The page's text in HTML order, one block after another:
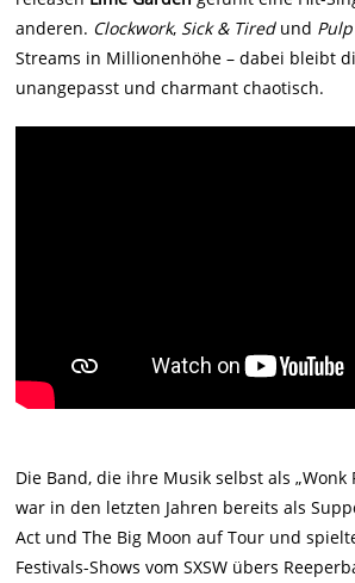
anderen. Clockwork, Sick & Tiredund Pulp
Streams in Millionenhöhe – dabei bleibt
unangepasst und charmant chaotisch.
Die Band, die ihre Musik selbst als „Wonk
war in den letzten Jahren bereits als
Act und The Big Moon auf Tour und
Festivals-Shows vom SXSW übers